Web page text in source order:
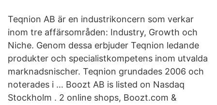
Teqnion AB är en industrikoncern som verkar
inom tre affärsområden: Industry, Growth och
Niche. Genom dessa erbjuder Teqnion ledande
produkter och specialistkompetens inom utvalda
marknadsnischer. Teqnion grundades 2006 och
noterades i … Boozt AB is listed on Nasdaq
Stockholm . 2 online shops, Boozt.com &